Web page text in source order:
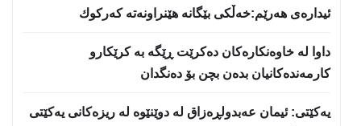
ئیدارەی هەرێم:خه‌ڵكی بێگانه‌ هێنراونه‌ته‌ كه‌ركوك
داوا لە خاوەنکارەکان دەکرێت ڕێگە بە کرێکارو
کارمەندەکانیان بدەن بچن بۆ دەنگدان
یه‌كێتی: ئیمان عه‌بدولڕه‌زاق له‌ دوێنێوه‌ له‌ ریزه‌كانی یه‌كێتی